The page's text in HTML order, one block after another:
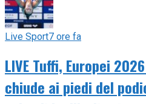
Live Sport7 ore fa
LIVE Tuffi, Europei
chiude ai piedi del